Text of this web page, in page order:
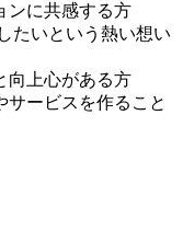
ンに共感する方
たいという熱い想い
向上心がある方
サービスを作ること